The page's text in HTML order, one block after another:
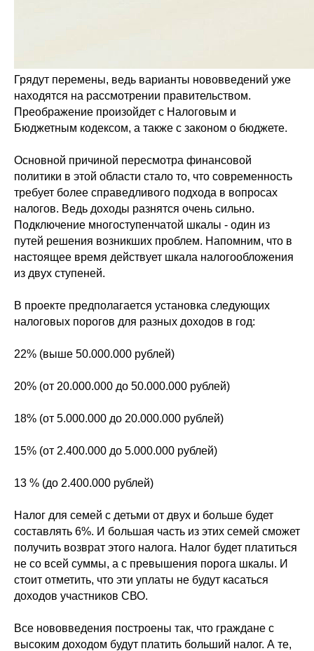
Грядут перемены, ведь варианты нововведений уже
находятся на рассмотрении правительством.
Преображение произойдет с Налоговым и
Бюджетным кодексом, а также с законом о бюджете.
Основной причиной пересмотра финансовой
политики в этой области стало то, что современность
требует более справедливого подхода в вопросах
налогов. Ведь доходы разнятся очень сильно.
Подключение многоступенчатой шкалы - один из
путей решения возникших проблем. Напомним, что в
настоящее время действует шкала налогообложения
из двух ступеней.
В проекте предполагается установка следующих
налоговых порогов для разных доходов в год:
22% (выше 50.000.000 рублей)
20% (от 20.000.000 до 50.000.000 рублей)
18% (от 5.000.000 до 20.000.000 рублей)
15% (от 2.400.000 до 5.000.000 рублей)
13 % (до 2.400.000 рублей)
Налог для семей с детьми от двух и больше будет
составлять 6%. И большая часть из этих семей сможет
получить возврат этого налога. Налог будет платиться
не со всей суммы, а с превышения порога шкалы. И
стоит отметить, что эти уплаты не будут касаться
доходов участников СВО.
Все нововведения построены так, что граждане с
высоким доходом будут платить больший налог. А те,